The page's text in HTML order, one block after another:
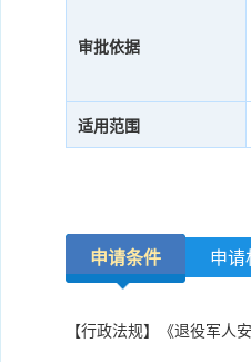
审批依据
适用范围
申请条件 申请
【行政法规】《退役军人